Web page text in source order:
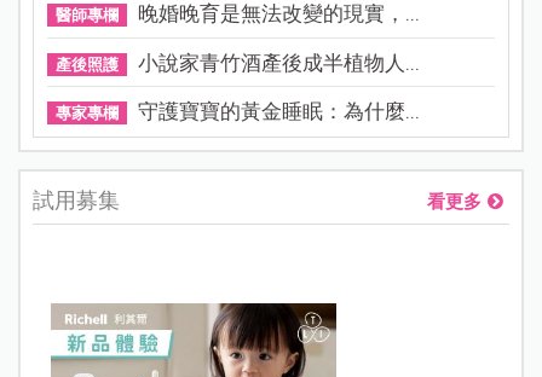
醫師專欄 晚婚晚育是無法改變的現實，...
產後照護 小說家青竹酒產後成半植物人...
專家專欄 守護寶寶的黃金睡眠：為什麼...
試用募集 看更多